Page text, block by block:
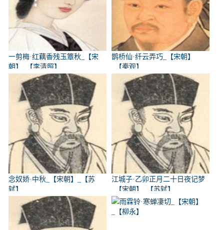
一剪梅·红藕香残玉簟秋_【宋
朝】_【李清照】
鹊桥仙·纤云弄巧_【宋朝】
_【秦观】
念奴娇·中秋_【宋朝】_【苏
轼】
江城子·乙卯正月二十日夜记梦
_【宋朝】_【苏轼】